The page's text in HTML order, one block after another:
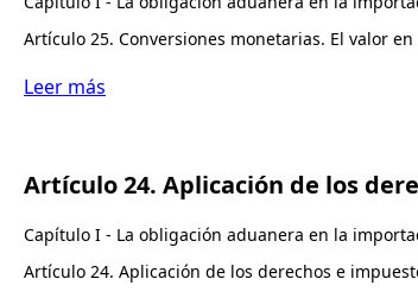
Artículo 25. Conversiones monetarias. El valor
Leer más
Artículo 24. Aplicación de los
Capítulo I - La obligación aduanera en la
Artículo 24. Aplicación de los derechos e